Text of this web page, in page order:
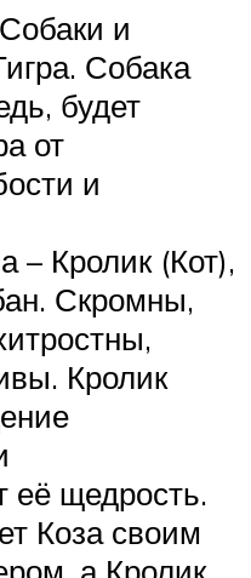
и
Собака
будет
от
и
– Кролик (Кот),
Скромны,
Кролик
её щедрость.
Коза своим